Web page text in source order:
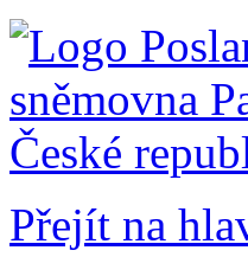
Přejít na